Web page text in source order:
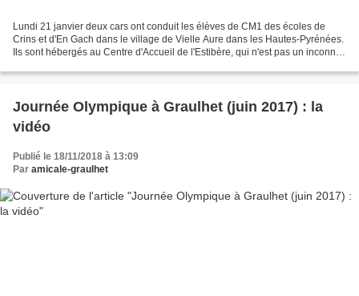
Lundi 21 janvier deux cars ont conduit les élèves de CM1 des écoles de
Crins et d'En Gach dans le village de Vielle Aure dans les Hautes-Pyrénées.
Ils sont hébergés au Centre d'Accueil de l'Estibère, qui n'est pas un inconnu
Journée Olympique à Graulhet (juin 2017) : la
vidéo
Publié le 18/11/2018 à 13:09
Par amicale-graulhet